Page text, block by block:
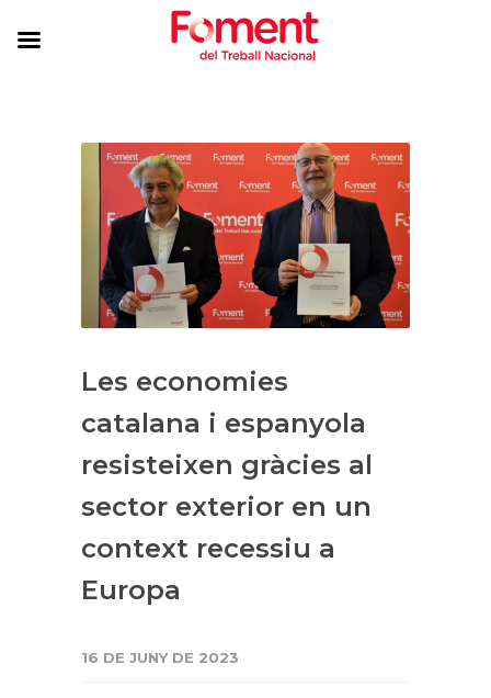
Les economies
catalana i espanyola
resisteixen gràcies al
sector exterior en un
context recessiu a
Europa
16 DE JUNY DE 2023